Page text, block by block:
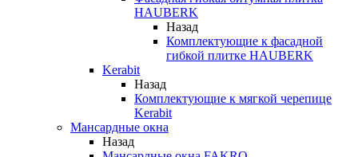
HAUBERK
Назад
Комплектующие к фасадной
гибкой плитке HAUBERK
Kerabit
Назад
Комплектующие к мягкой черепице
Kerabit
Мансардные окна
Назад